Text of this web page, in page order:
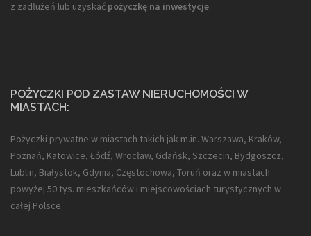
z zadłużeń lub uzyskać pożyczkę na inwestycje.
POŻYCZKI POD ZASTAW NIERUCHOMOŚCI W
MIASTACH:
Pożyczki prywatne w miastach takich jak m.in. Warszawa, Kraków,
Poznań, Katowice, Łódź, Wrocław, Gdańsk, Szczecin, Bydgoszcz,
Lublin, Białystok, Gdynia, Częstochowa, Toruń oraz w miastach
powyżej 50 tys. mieszkańców i miejscowościach turystycznych w
całej Polsce.